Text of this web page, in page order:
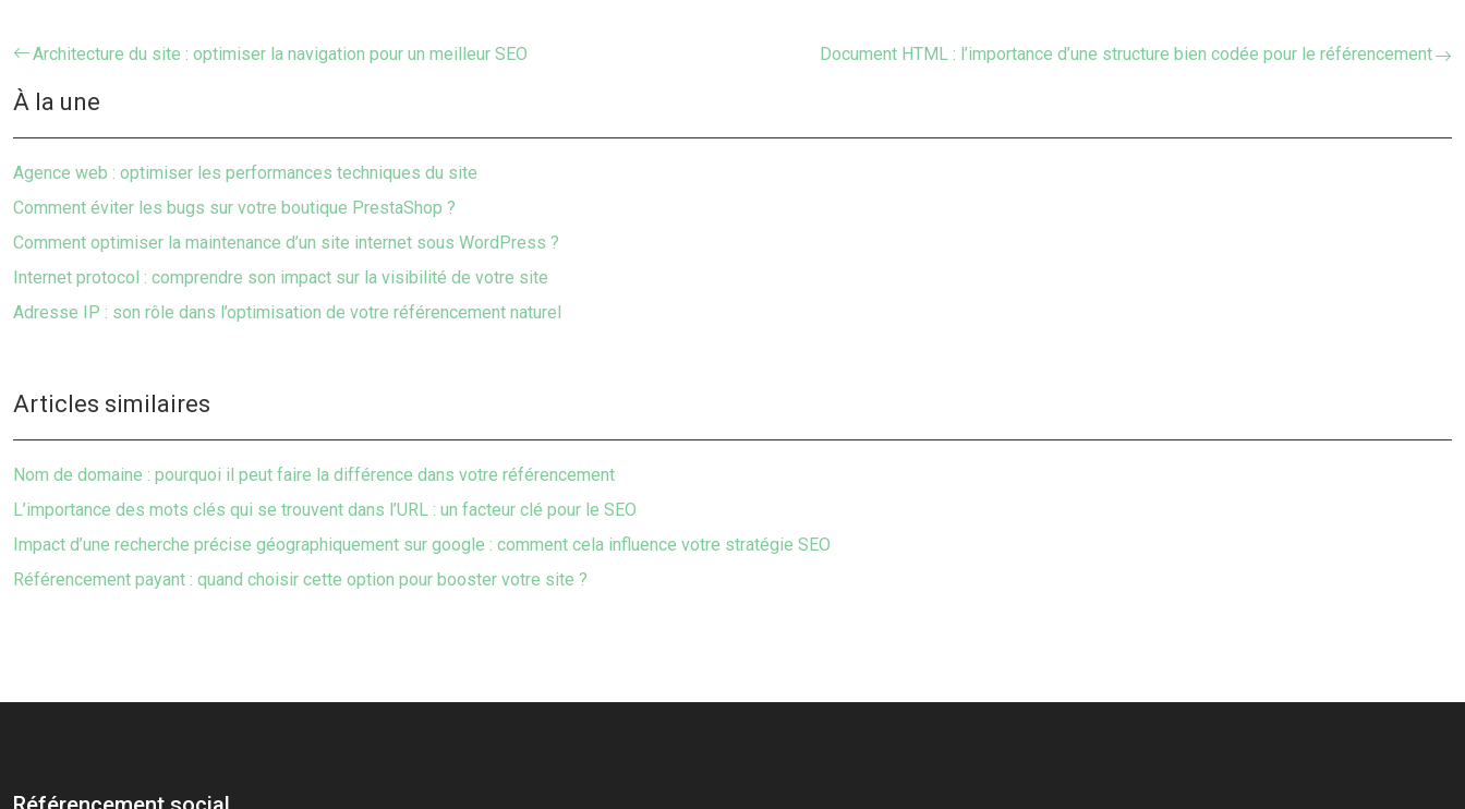
Architecture du site : optimiser la navigation pour un meilleur SEO Document HTML : l’importance d’une structure bien codée pour le référencement
À la une
Agence web : optimiser les performances techniques du site
Comment éviter les bugs sur votre boutique PrestaShop ?
Comment optimiser la maintenance d’un site internet sous WordPress ?
Internet protocol : comprendre son impact sur la visibilité de votre site
Adresse IP : son rôle dans l’optimisation de votre référencement naturel
Articles similaires
Nom de domaine : pourquoi il peut faire la différence dans votre référencement
L’importance des mots clés qui se trouvent dans l’URL : un facteur clé pour le SEO
Impact d’une recherche précise géographiquement sur google : comment cela influence votre stratégie SEO
Référencement payant : quand choisir cette option pour booster votre site ?